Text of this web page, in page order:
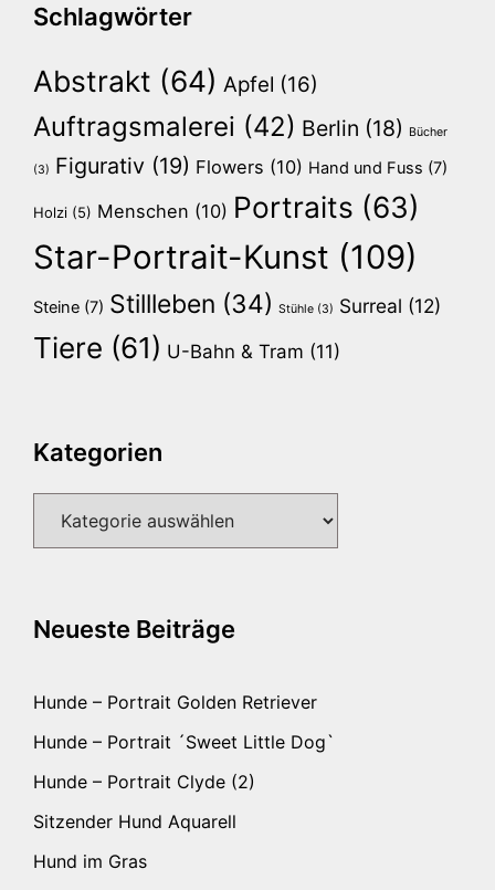
Schlagwörter
Abstrakt (64) Apfel (16)
Auftragsmalerei (42) Berlin (18) Bücher
(3) Figurativ (19) Flowers (10) Hand und Fuss (7)
Holzi (5) Menschen (10) Portraits (63)
Star-Portrait-Kunst (109)
Steine (7) Stillleben (34) Stühle (3) Surreal (12)
Tiere (61) U-Bahn & Tram (11)
Kategorien
Neueste Beiträge
Hunde – Portrait Golden Retriever
Hunde – Portrait ´Sweet Little Dog`
Hunde – Portrait Clyde (2)
Sitzender Hund Aquarell
Hund im Gras